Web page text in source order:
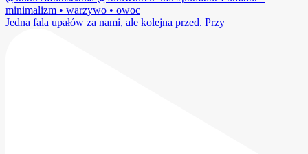
Jedna fala upałów za nami, ale kolejna przed. Przy